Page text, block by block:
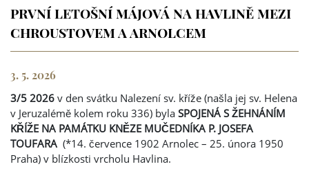
PRVNÍ LETOŠNÍ MÁJOVÁ NA HAVLINĚ MEZI
CHROUSTOVEM A ARNOLCEM
3. 5. 2026
3/5 2026 v den svátku Nalezení sv. kříže (našla jej sv. Helena
v Jeruzalémě kolem roku 336) byla SPOJENÁ S ŽEHNÁNÍM
KŘÍŽE NA PAMÁTKU KNĚZE MUČEDNÍKA P. JOSEFA
TOUFARA (*14. července 1902 Arnolec – 25. února 1950
Praha) v blízkosti vrcholu Havlina.